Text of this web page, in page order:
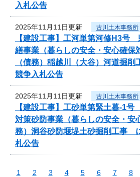
入札公告
2025年11月11日更新 古川土木事務所
【建設工事】工河単第河修H3
繕事業（暮らしの安全・安心確保
（債務）稲越川（大谷）河道掘
競争入札公告
2025年11月11日更新 古川土木事務所
【建設工事】工砂単第緊土暮-1
対策砂防事業（暮らしの安全・安
務）洞谷砂防堰堤土砂掘削工事
札公告
1 2 3 4 5 6 7 8